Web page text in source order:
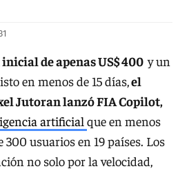
de apenas US$ 400y un
en menos de 15 días,el
Jutoran lanzó FIA Copilot,
artificial que en menos
300 usuarios en 19 países. Los
no solo por la velocidad,